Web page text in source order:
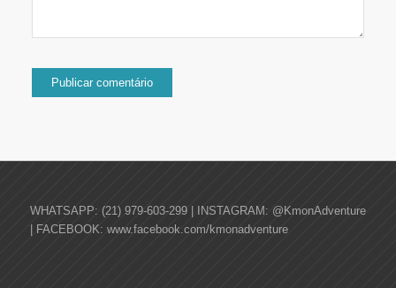
WHATSAPP: (21) 979-603-299 | INSTAGRAM: @KmonAdventure
| FACEBOOK: www.facebook.com/kmonadventure